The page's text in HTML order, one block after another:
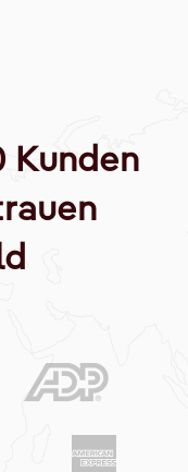
Kunden